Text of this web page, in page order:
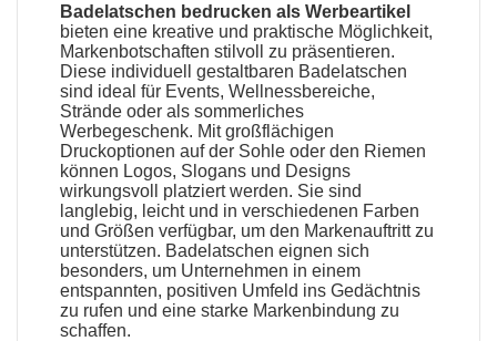
Badelatschen bedrucken als Werbeartikel
bieten eine kreative und praktische Möglichkeit,
Markenbotschaften stilvoll zu präsentieren.
Diese individuell gestaltbaren Badelatschen
sind ideal für Events, Wellnessbereiche,
Strände oder als sommerliches
Werbegeschenk. Mit großflächigen
Druckoptionen auf der Sohle oder den Riemen
können Logos, Slogans und Designs
wirkungsvoll platziert werden. Sie sind
langlebig, leicht und in verschiedenen Farben
und Größen verfügbar, um den Markenauftritt zu
unterstützen. Badelatschen eignen sich
besonders, um Unternehmen in einem
entspannten, positiven Umfeld ins Gedächtnis
zu rufen und eine starke Markenbindung zu
schaffen.